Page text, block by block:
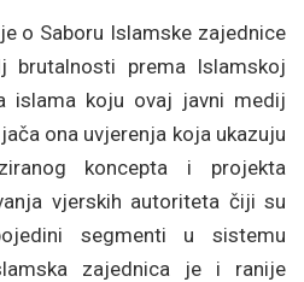
o Saboru Islamske zajednice
brutalnosti prema Islamskoj
islama koju ovaj javni medij
ona uvjerenja koja ukazuju
koncepta i projekta
vjerskih autoriteta čiji su
segmenti u sistemu
zajednica je i ranije